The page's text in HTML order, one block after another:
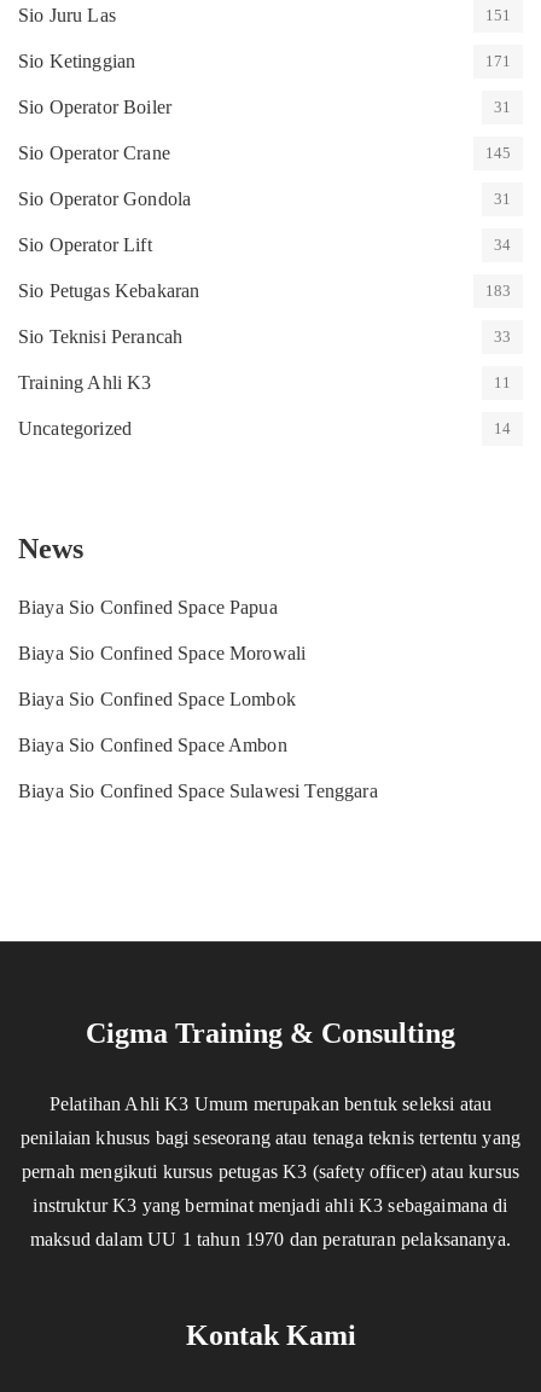
Sio Juru Las 151
Sio Ketinggian 171
Sio Operator Boiler 31
Sio Operator Crane 145
Sio Operator Gondola 31
Sio Operator Lift 34
Sio Petugas Kebakaran 183
Sio Teknisi Perancah 33
Training Ahli K3 11
Uncategorized 14
News
Biaya Sio Confined Space Papua
Biaya Sio Confined Space Morowali
Biaya Sio Confined Space Lombok
Biaya Sio Confined Space Ambon
Biaya Sio Confined Space Sulawesi Tenggara
Cigma Training & Consulting
Pelatihan Ahli K3 Umum merupakan bentuk seleksi atau
penilaian khusus bagi seseorang atau tenaga teknis tertentu yang
pernah mengikuti kursus petugas K3 (safety officer) atau kursus
instruktur K3 yang berminat menjadi ahli K3 sebagaimana di
maksud dalam UU 1 tahun 1970 dan peraturan pelaksananya.
Kontak Kami